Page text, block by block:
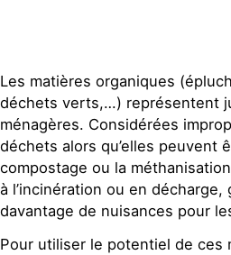
Les matières organiques
déchets verts,…) représentent
ménagères. Considérées
déchets alors qu’elles peuvent
compostage ou la
à l’incinération ou en décharge,
davantage de nuisances pour
Pour utiliser le potentiel de ces